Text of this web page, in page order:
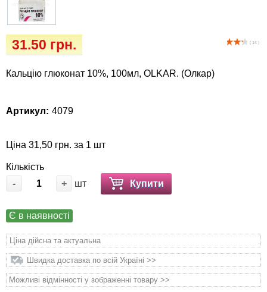
( 14 )
31.50 грн.
Кальцію глюконат 10%, 100мл, OLKAR. (Олкар)
Артикул: 4079
Ціна 31,50 грн. за 1 шт
Кількість
-
+ шт Купити
Є в наявності
Ціна дійсна та актуальна
Швидка доставка по всій Україні >>
Можливі відмінності у зображенні товару >>
Vet Diet Canine Wet - ветеринарные диеты
для собак
Миски, автогодівниці, поілки
Післяопераційні засоби та витратні
матеріали